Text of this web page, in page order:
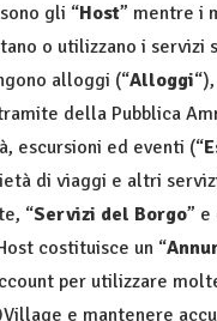
gli “Host” mentre i
o utilizzano i servizi
alloggi (“Alloggi
della Pubblica
escursioni ed eventi (“
di viaggi e altri
“Servizi del Borgo”
costituisce un “
per utilizzare
e mantenere